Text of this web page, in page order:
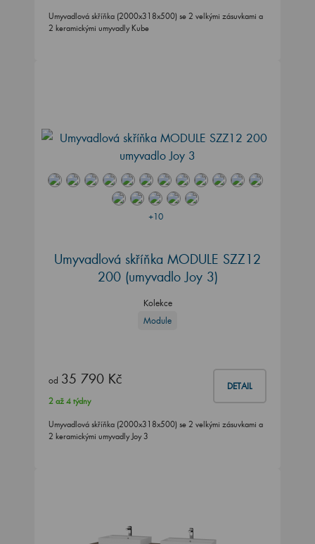
Umyvadlová skříňka (2000x318x500) se 2 velkými zásuvkami a
2 keramickými umyvadly Kube
+10
Umyvadlová skříňka MODULE SZZ12
200 (umyvadlo Joy 3)
Kolekce
Module
od 35 790 Kč DETAIL
2 až 4 týdny
Umyvadlová skříňka (2000x318x500) se 2 velkými zásuvkami a
2 keramickými umyvadly Joy 3